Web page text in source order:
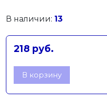
В наличии: 13
218 руб.
В корзину